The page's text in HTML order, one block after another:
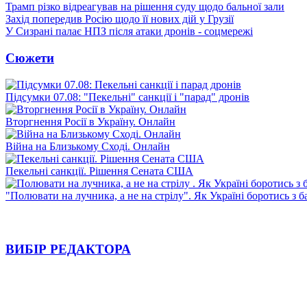
Трамп різко відреагував на рішення суду щодо бальної зали
Захід попередив Росію щодо її нових дій у Грузії
У Сизрані палає НПЗ після атаки дронів - соцмережі
Сюжети
Підсумки 07.08: "Пекельні" санкції і "парад" дронів
Вторгнення Росії в Україну. Онлайн
Війна на Близькому Сході. Онлайн
Пекельні санкції. Рішення Сената США
"Полювати на лучника, а не на стрілу". Як Україні боротись з
ВИБІР РЕДАКТОРА